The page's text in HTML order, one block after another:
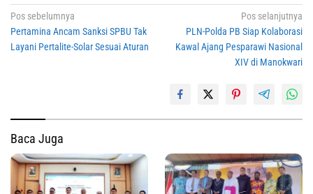
Navigasi
pos
Pos sebelumnya
Pertamina Ancam Sanksi SPBU Tak
Layani Pertalite-Solar Sesuai Aturan
Pos selanjutnya
PLN-Polda PB Siap Kolaborasi
Kawal Ajang Pesparawi Nasional
XIV di Manokwari
Baca Juga